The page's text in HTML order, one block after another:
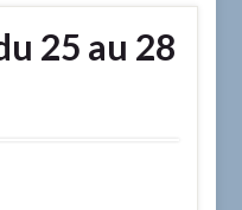
25 au 28